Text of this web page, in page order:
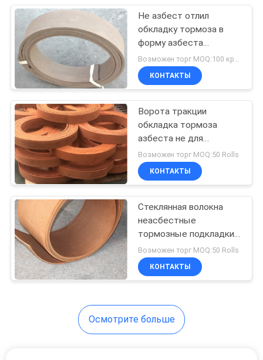
Азбест
освобождает
обкладку тормоза
Лист трением
материальный
Подкладка
тормоза
11
Не азбест отлил
обкладку тормоза в
форму азбеста
свободную для легкой
тележки
Возможен торг MOQ:100 кренов
КОНТАКТЫ
Ворота тракции
обкладка тормоза
азбеста не для
тракторов фермы
Возможен торг MOQ:50 Rolls
КОНТАКТЫ
Стеклянная волокна
неасбестные
тормозные подкладки
разрезаны на мелкие
кусочки тканевые
тормозные подкладки
Возможен торг MOQ:50 Rolls
КОНТАКТЫ
Осмотрите больше